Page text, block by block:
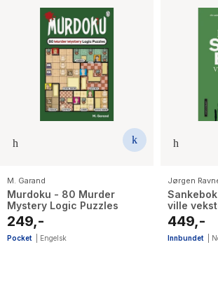
M. Garand
Murdoku - 80 Murder
Mystery Logic Puzzles
249,-
Pocket Engelsk
Jørgen
ville
449,-
Innbundet